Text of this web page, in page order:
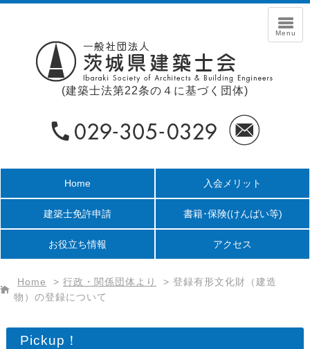
(建築士法第22条の４に基づく団体)
Home 入会メリット
建築士免許申請 書籍･保険(けんばい等)
お役立ち情報 アクセス
Home > 行政・関係団体より > 登録有形文化財（建造
物）の登録について
Pickup！